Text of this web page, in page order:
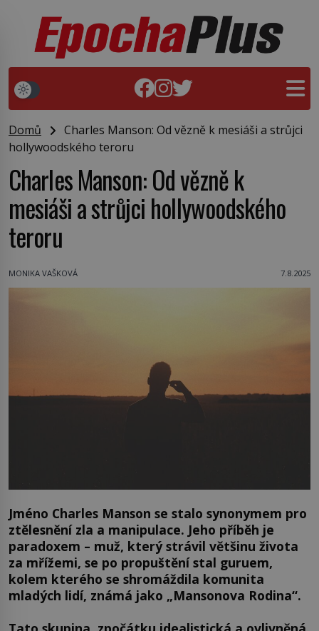
Domů
Charles Manson: Od vězně k mesiáši a strůjci
hollywoodského teroru
Charles Manson: Od vězně k
mesiáši a strůjci hollywoodského
teroru
MONIKA VAŠKOVÁ 7.8.2025
Jméno Charles Manson se stalo synonymem pro
ztělesnění zla a manipulace. Jeho příběh je
paradoxem – muž, který strávil většinu života
za mřížemi, se po propuštění stal guruem,
kolem kterého se shromáždila komunita
mladých lidí, známá jako „Mansonova Rodina“.